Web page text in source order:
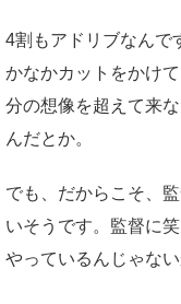
4割もアドリブなんで
かなかカットをかけ
分の想像を超えて来
んだとか。
でも、だからこそ、
いそうです。監督に
やっているんじゃな